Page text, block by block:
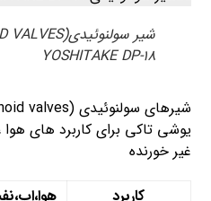
YOSHITAKE DP-۱۸
یوشی تاکی برای کاربرد های
غیر خورنده
کاربرد